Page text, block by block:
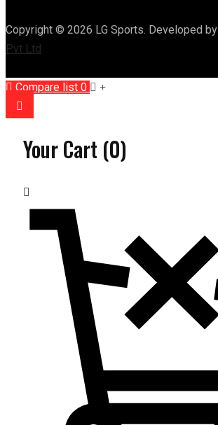
Copyright © 2026 LG Sports. Developed by
Pvt Ltd
Compare list 0
Your Cart (0)